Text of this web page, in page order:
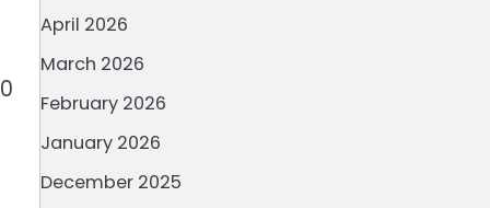
April 2026
March 2026
February 2026
January 2026
December 2025